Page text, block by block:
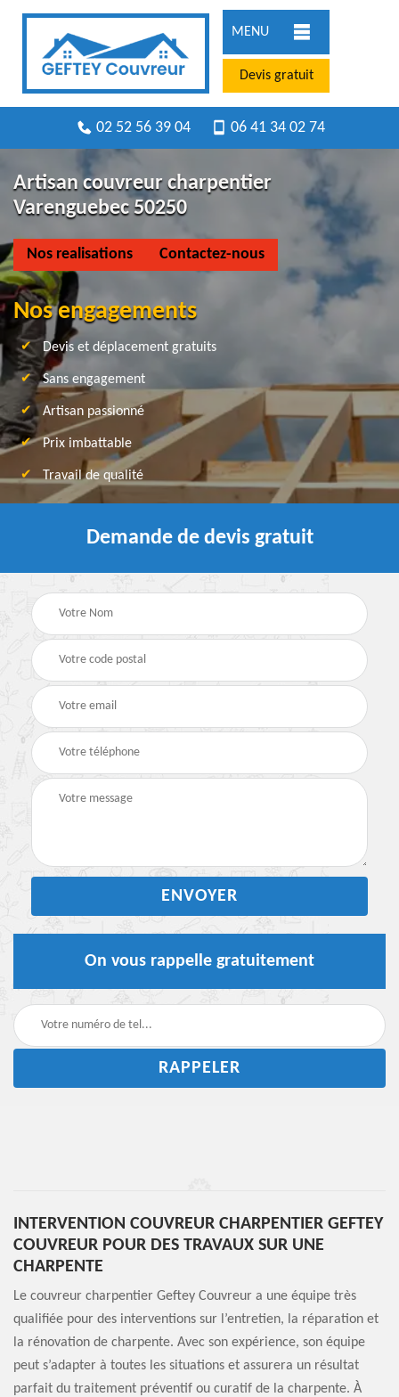
MENU
Devis gratuit
02 52 56 39 04 06 41 34 02 74
Artisan couvreur charpentier
Varenguebec 50250
Nos realisations Contactez-nous
Nos engagements
Devis et déplacement gratuits
Sans engagement
Artisan passionné
Prix imbattable
Travail de qualité
Demande de devis gratuit
On vous rappelle gratuitement
INTERVENTION COUVREUR CHARPENTIER GEFTEY
COUVREUR POUR DES TRAVAUX SUR UNE
CHARPENTE
Le couvreur charpentier Geftey Couvreur a une équipe très
qualifiée pour des interventions sur l’entretien, la réparation et
la rénovation de charpente. Avec son expérience, son équipe
peut s’adapter à toutes les situations et assurera un résultat
parfait du traitement préventif ou curatif de la charpente. À